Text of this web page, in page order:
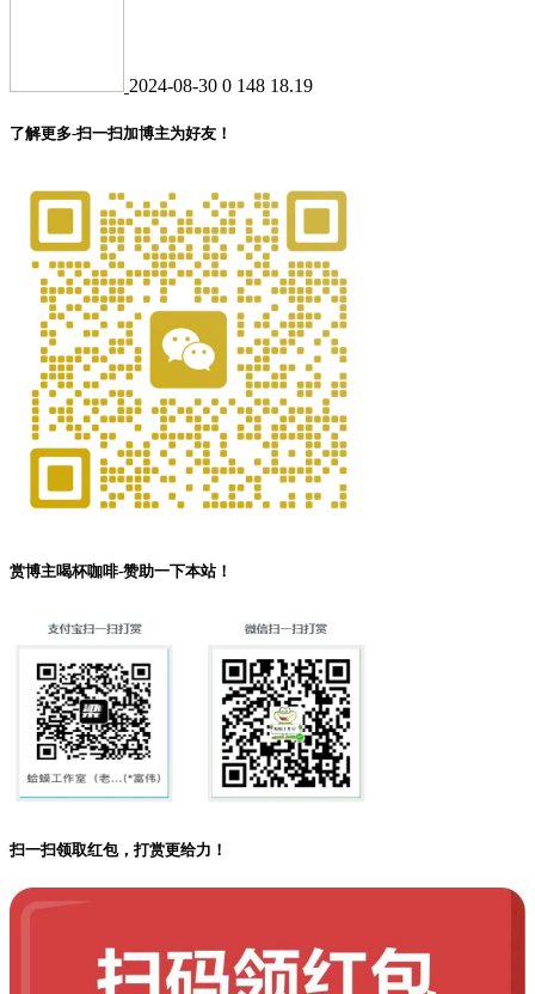
2024-08-30 0 148 18.19
了解更多-扫一扫加博主为好友！
赏博主喝杯咖啡-赞助一下本站！
扫一扫领取红包，打赏更给力！